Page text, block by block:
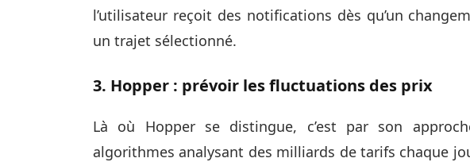
l’utilisateur reçoit des notifications dès qu’un
un trajet sélectionné.
3. Hopper : prévoir les fluctuations des prix
Là où Hopper se distingue, c’est par son
algorithmes analysant des milliards de tarifs chaque